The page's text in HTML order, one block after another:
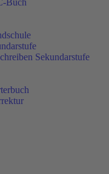
Buch
Sekundarstufe